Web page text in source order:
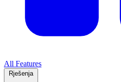
All Features
Rješenja